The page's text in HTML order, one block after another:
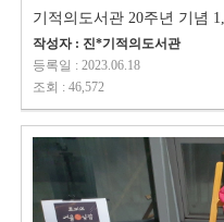
작성자 : 진*기적의도서관
등록일 : 2023.06.18
조회 : 46,572